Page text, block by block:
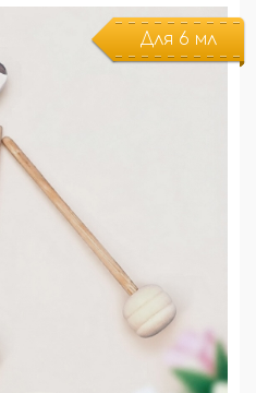
Для 6 мл